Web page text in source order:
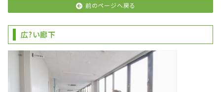
前のページへ戻る
広?い廊下